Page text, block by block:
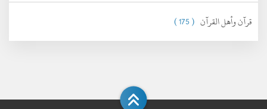
قرآن وأهل القرآن ( 175 )